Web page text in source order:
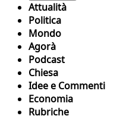
Attualità
Politica
Mondo
Agorà
Podcast
Chiesa
Idee e Commenti
Economia
Rubriche